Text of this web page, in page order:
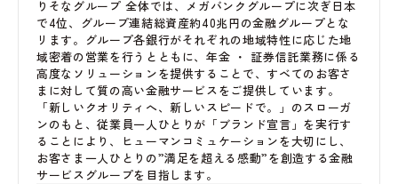
りそなグループ 全体では、メガバンクグループに次ぎ日本
で4位、グループ連結総資産約40兆円の金融グループとな
リます。グループ各銀行がそれぞれの地域特性に応じた地
域密着の営業を行うとともに、年金 ・ 証券信託業務に係る
高度なソリューションを提供することで、すベてのお客さ
まに対して質の高い金融サービスをご提供しています。
「新しいクオリティへ、新しいスピードで。」のスローガ
ンのもと、従業員一人ひとりが「ブランド宣言」を実行す
ることにより、ヒューマンコミュケーションを大切にし、
お客さま一人ひとりの”満足を超える感動”を創造する金融
サービスグループを目指します。